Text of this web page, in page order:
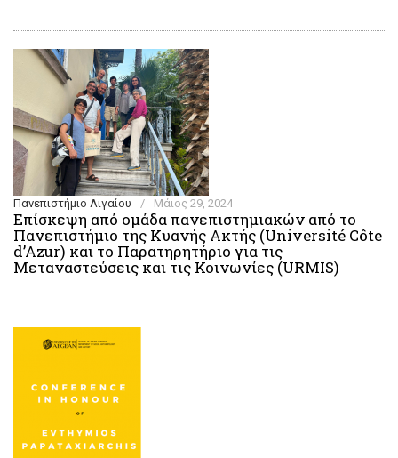
Πανεπιστήμιο Αιγαίου / Μάιος 29, 2024
Επίσκεψη από ομάδα πανεπιστημιακών από το
Πανεπιστήμιο της Κυανής Ακτής (Université Côte
d’Azur) και το Παρατηρητήριο για τις
Μεταναστεύσεις και τις Κοινωνίες (URMIS)